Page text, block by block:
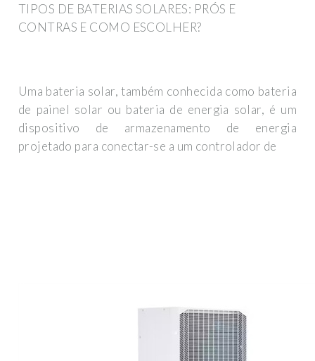
TIPOS DE BATERIAS SOLARES: PRÓS E
CONTRAS E COMO ESCOLHER?
Uma bateria solar, também conhecida como bateria
de painel solar ou bateria de energia solar, é um
dispositivo de armazenamento de energia
projetado para conectar-se a um controlador de